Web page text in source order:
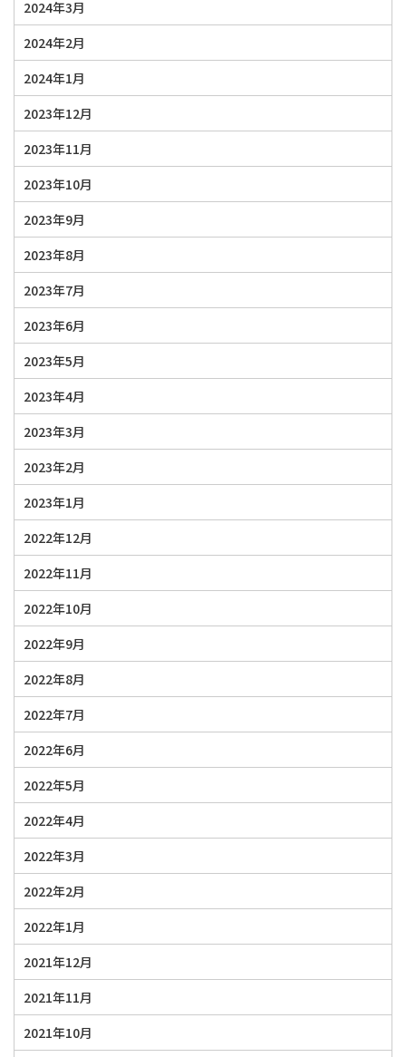
2024年3月
2024年2月
2024年1月
2023年12月
2023年11月
2023年10月
2023年9月
2023年8月
2023年7月
2023年6月
2023年5月
2023年4月
2023年3月
2023年2月
2023年1月
2022年12月
2022年11月
2022年10月
2022年9月
2022年8月
2022年7月
2022年6月
2022年5月
2022年4月
2022年3月
2022年2月
2022年1月
2021年12月
2021年11月
2021年10月